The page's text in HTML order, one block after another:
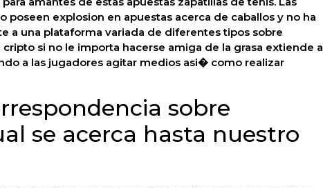
explosion en apuestas acerca de caballos y no ha
a una plataforma variada de diferentes tipos sobre
si no le importa hacerse amiga de la grasa extiende a
a las jugadores agitar medios asi� como realizar
sobre
se acerca hasta nuestro